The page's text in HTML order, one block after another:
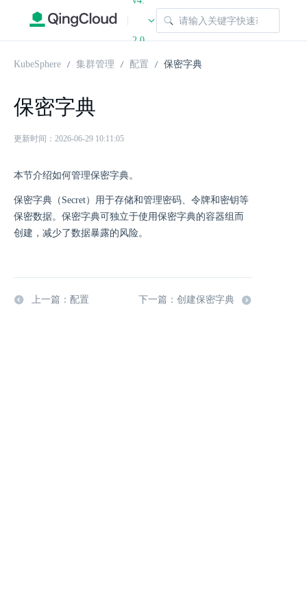
|
2.0
KubeSphere 集群管理 配置 保密字典
保密字典
更新时间：2026-06-29 10:11:05
本节介绍如何管理保密字典。
保密字典（Secret）用于存储和管理密码、令牌和密钥等
保密数据。保密字典可独立于使用保密字典的容器组而
创建，减少了数据暴露的风险。
上一篇：配置 下一篇：创建保密字典